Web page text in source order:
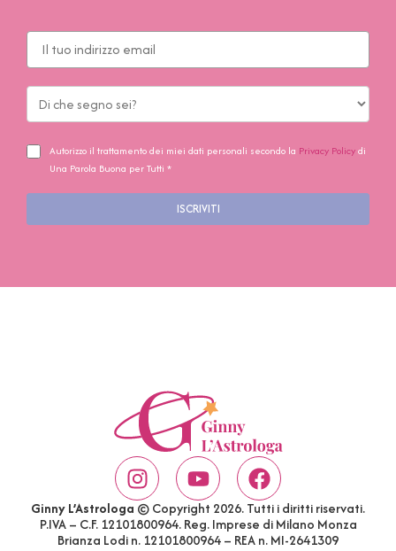
Autorizzo il trattamento dei miei dati personali secondo la Privacy Policydi
Una Parola Buona per Tutti *
ISCRIVITI
Ginny L’Astrologa © Copyright 2026. Tutti i diritti riservati.
P.IVA – C.F. 12101800964. Reg. Imprese di Milano Monza
Brianza Lodi n. 12101800964 – REA n. MI-2641309